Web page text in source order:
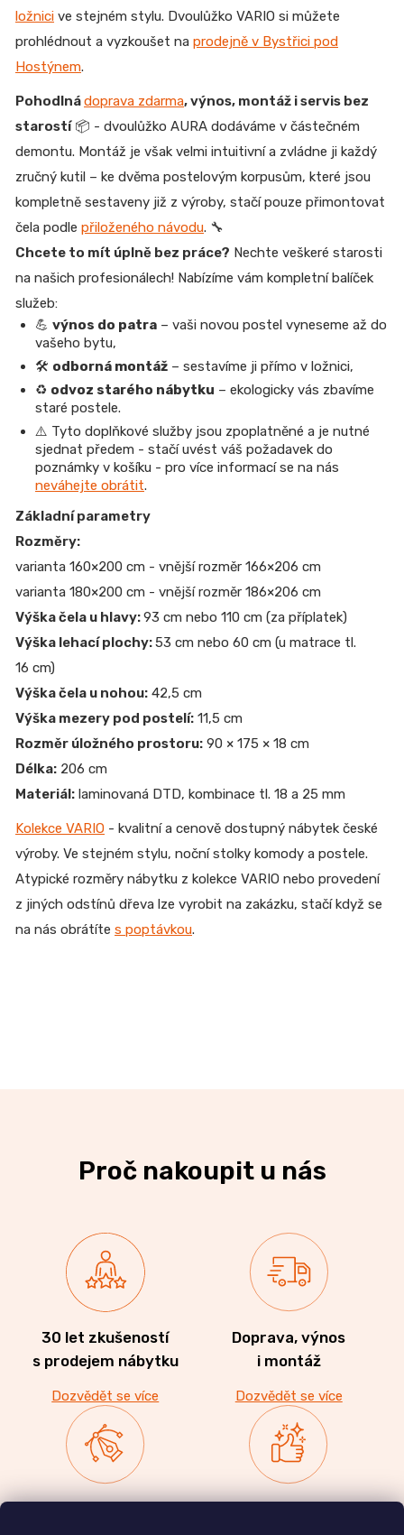
ložnici ve stejném stylu. Dvoulůžko VARIO si můžete
prohlédnout a vyzkoušet na prodejně v Bystřici pod
Hostýnem.
Pohodlnádoprava zdarma, výnos, montáž i servis bez
starostí📦 - dvoulůžko AURA dodáváme v částečném
demontu. Montáž je však velmi intuitivní a zvládne ji každý
zručný kutil – ke dvěma postelovým korpusům, které jsou
kompletně sestaveny již z výroby, stačí pouze přimontovat
čela podle přiloženého návodu. 🔧
Chcete to mít úplně bez práce? Nechte veškeré starosti
na našich profesionálech! Nabízíme vám kompletní balíček
služeb:
💪 výnos do patra – vaši novou postel vyneseme až do
vašeho bytu,
🛠️ odborná montáž – sestavíme ji přímo v ložnici,
♻️ odvoz starého nábytku – ekologicky vás zbavíme
staré postele.
⚠️ Tyto doplňkové služby jsou zpoplatněné a je nutné
sjednat předem - stačí uvést váš požadavek do
poznámky v košíku - pro více informací se na nás
neváhejte obrátit.
Základní parametry
Rozměry:
varianta 160×200 cm - vnější rozměr 166×206 cm
varianta 180×200 cm - vnější rozměr 186×206 cm
Výška čela u hlavy:93 cm nebo 110 cm (za příplatek)
Výška lehací plochy:53 cm nebo 60 cm (u matrace tl.
16 cm)
Výška čela u nohou: 42,5 cm
Výška mezery pod postelí: 11,5 cm
Rozměr úložného prostoru: 90 × 175 × 18 cm
Délka: 206 cm
Materiál: laminovaná DTD, kombinace tl. 18 a 25 mm
Kolekce VARIO - kvalitní a cenově dostupný nábytek české
výroby. Ve stejném stylu, noční stolky komody a postele.
Atypické rozměry nábytku z kolekce VARIO nebo provedení
z jiných odstínů dřeva lze vyrobit na zakázku, stačí když se
na nás obrátíte s poptávkou.
Proč nakoupit u nás
30 let zkušeností
s prodejem nábytku
Dozvědět se více
Doprava, výnos
i montáž
Dozvědět se více